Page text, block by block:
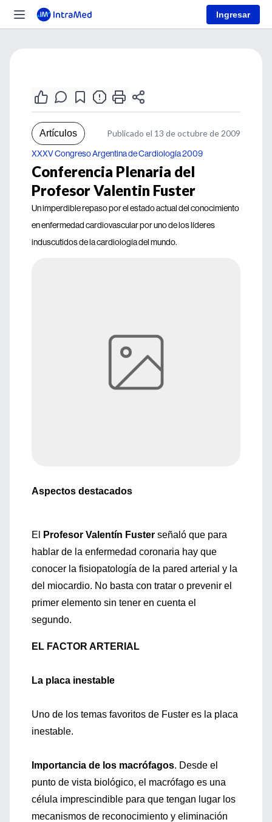
Ingresar
Artículos Publicado el 13 de octubre de 2009
XXXV Congreso Argentina de Cardiología 2009
Conferencia Plenaria del
Profesor Valentin Fuster
Un imperdible repaso por el estado actual del conocimiento
en enfermedad cardiovascular por uno de los líderes
induscutidos de la cardiología del mundo.
Aspectos destacados
El Profesor Valentín Fuster señaló que para
hablar de la enfermedad coronaria hay que
conocer la fisiopatología de la pared arterial y la
del miocardio. No basta con tratar o prevenir el
primer elemento sin tener en cuenta el
segundo.
EL FACTOR ARTERIAL
La placa inestable
Uno de los temas favoritos de Fuster es la placa
inestable.
Importancia de los macrófagos. Desde el
punto de vista biológico, el macrófago es una
célula imprescindible para que tengan lugar los
mecanismos de reconocimiento y eliminación